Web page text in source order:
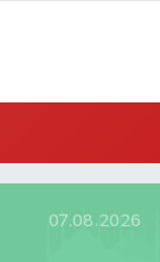
07.08.2026